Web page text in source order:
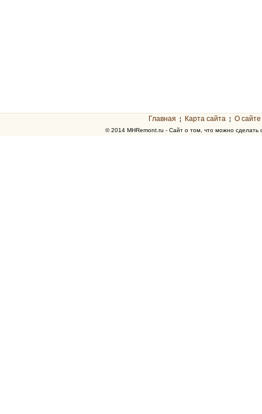
Главная ¦ Карта сайта ¦ О сайте
© 2014 MHRemont.ru - Сайт о том, что можно сделать